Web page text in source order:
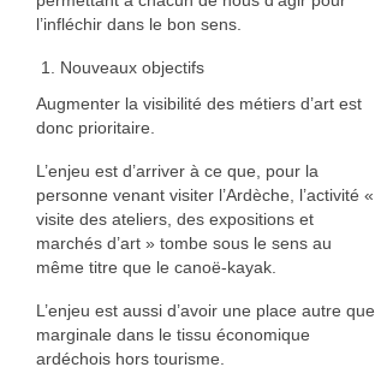
l’infléchir dans le bon sens.
Nouveaux objectifs
Augmenter la visibilité des métiers d’art est
donc prioritaire.
L’enjeu est d’arriver à ce que, pour la
personne venant visiter l’Ardèche, l’activité «
visite des ateliers, des expositions et
marchés d’art » tombe sous le sens au
même titre que le canoë-kayak.
L’enjeu est aussi d’avoir une place autre que
marginale dans le tissu économique
ardéchois hors tourisme.